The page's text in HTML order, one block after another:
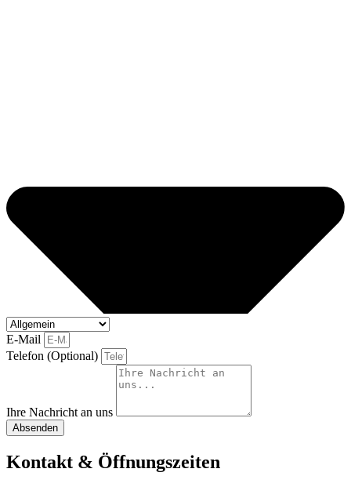
E-Mail
Telefon (Optional)
Ihre Nachricht an uns
Absenden
Kontakt & Öffnungszeiten